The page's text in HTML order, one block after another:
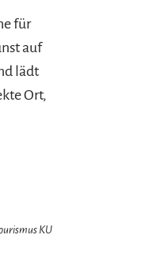
für
auf
lädt
Ort,
KU